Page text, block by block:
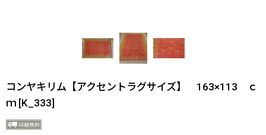
コンヤキリム【アクセントラグサイズ】 163×113 ｃ
ｍ [K_333]